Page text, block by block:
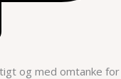
og med omtanke for